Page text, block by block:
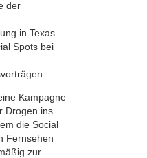
der
in Texas
Spots bei
Kampagne
Drogen ins
die Social
Fernsehen
zur